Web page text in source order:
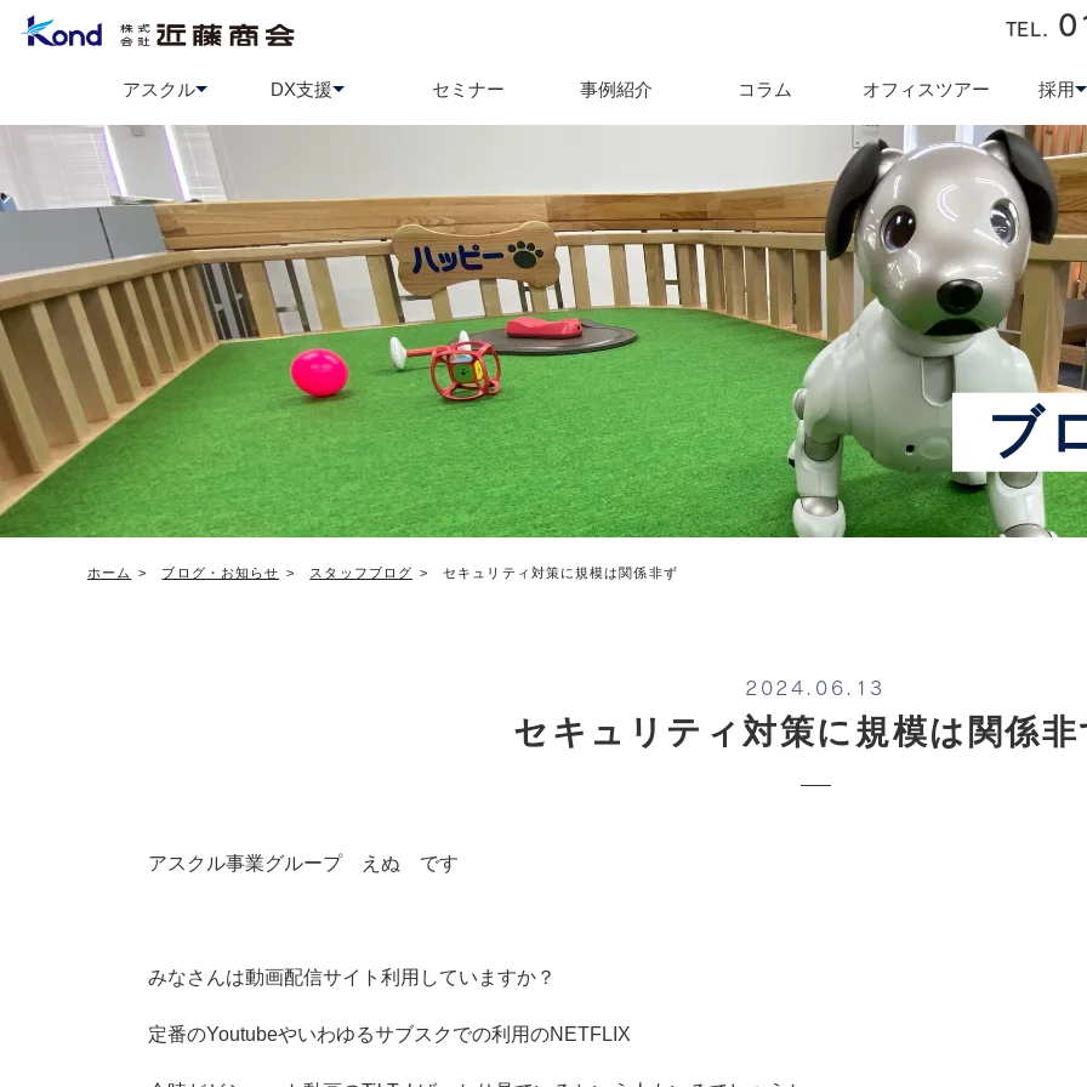
アスクル
アスクル
DX支援
テレワーク導入支援 オフィス
セミナー 事例紹介 コラム オフィスツアー 採用
採用
TEL.
ブ
ホーム ブログ・お知らせ スタッフブログ セキュリティ対策に規模は関係非ず
2024.06.13
セキュリティ対策に規模は関係非
アスクル事業グループ えぬ です
みなさんは動画配信サイト利用していますか？
定番のYoutubeやいわゆるサブスクでの利用のNETFLIX